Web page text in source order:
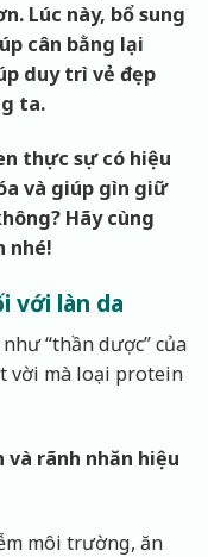
Lúc này, bổ sung
cân bằng lại
duy trì vẻ đẹp
ta.
thực sự có hiệu
và giúp gìn giữ
Hãy cùng
nhé!
với làn da
“thần dược” của
vời mà loại protein
và rãnh nhăn hiệu
môi trường, ăn